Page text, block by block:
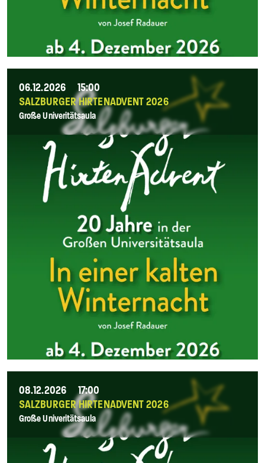
06.12.2026
15:00
SALZBURGER HIRTENADVENT 2026
Große Univeritätsaula
08.12.2026
17:00
SALZBURGER HIRTENADVENT 2026
Große Univeritätsaula